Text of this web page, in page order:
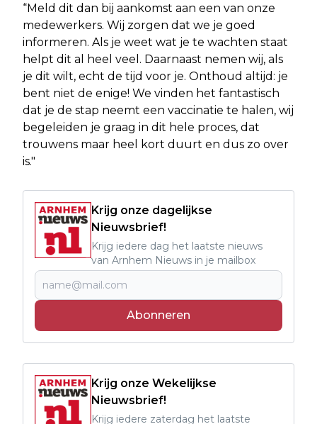
“Meld dit dan bij aankomst aan een van onze
medewerkers. Wij zorgen dat we je goed
informeren. Als je weet wat je te wachten staat
helpt dit al heel veel. Daarnaast nemen wij, als
je dit wilt, echt de tijd voor je. Onthoud altijd: je
bent niet de enige! We vinden het fantastisch
dat je de stap neemt een vaccinatie te halen, wij
begeleiden je graag in dit hele proces, dat
trouwens maar heel kort duurt en dus zo over
is."
Krijg onze dagelijkse
Nieuwsbrief!
Krijg iedere dag het laatste nieuws
van Arnhem Nieuws in je mailbox
Abonneren
Krijg onze Wekelijkse
Nieuwsbrief!
Krijg iedere zaterdag het laatste